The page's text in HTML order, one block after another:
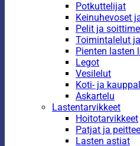
Potkuttelijat
Keinuhevoset
Pelit ja
Toimintalelut
Pienten lasten
Legot
Vesilelut
Koti- ja
Askartelu
Lastentarvikkeet
Hoitotarvikkeet
Patjat ja
Lasten astiat